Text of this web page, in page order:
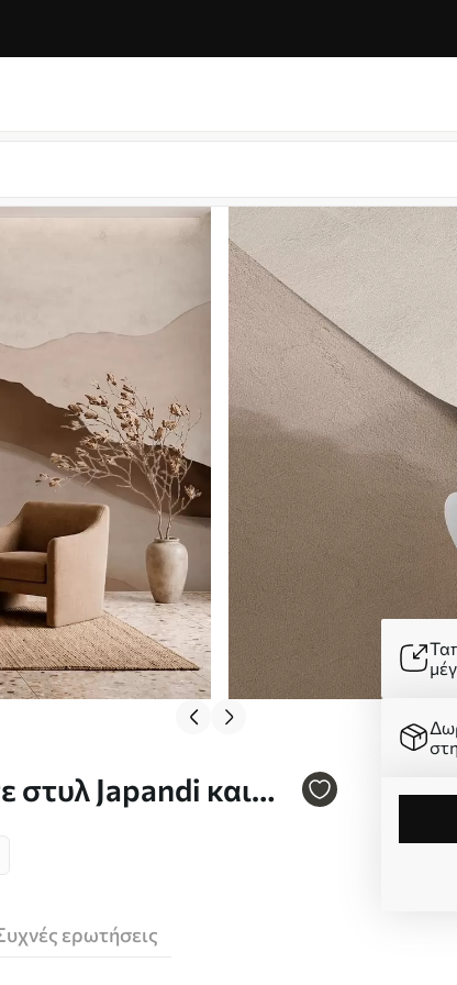
στυλ Japandi και
ερωτήσεις